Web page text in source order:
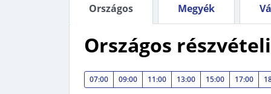
Jogszabályok
Országos Megyék
Országos
07:00 09:00 11:00 13:00 15:00 17:00